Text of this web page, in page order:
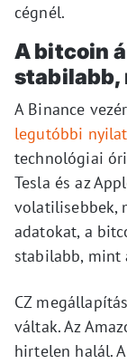
cégnél.
A bitcoin
stabilabb,
A Binance
legutóbbi
technológiai
Tesla és az
volatilisebbek,
adatokat, a
stabilabb, mint
CZ
váltak. Az
hirtelen halál.